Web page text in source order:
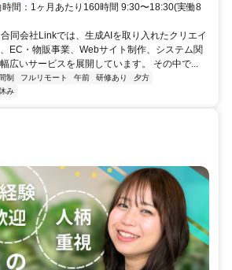
間：1ヶ月あたり160時間 9:30〜18:30(実働8
同会社Linkでは、生成AIを取り入れたクリエイ
EC・物販事業、Webサイト制作、システム関
広いサービスを展開しています。 その中で...
制 フルリモート 午前 研修あり
夕方
み